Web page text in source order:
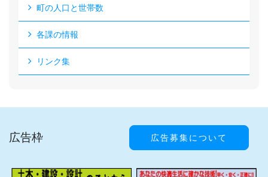
町の人口と世帯数
各課の情報
リンク集
広告枠 広告募集について